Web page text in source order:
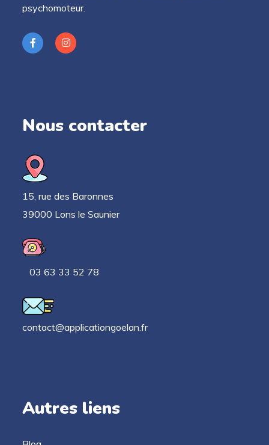
psychomoteur.
Nous contacter
15, rue des Baronnes
39000 Lons le Saunier
03 63 33 52 78
contact@applicationgoelan.fr
Autres liens